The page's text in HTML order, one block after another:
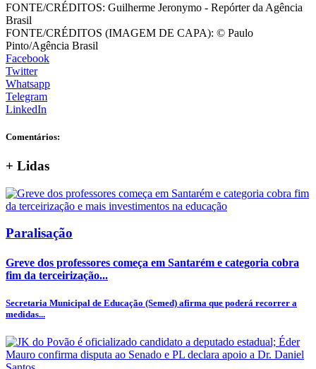
FONTE/CRÉDITOS: Guilherme Jeronymo - Repórter da Agência
Brasil
FONTE/CRÉDITOS (IMAGEM DE CAPA): © Paulo
Pinto/Agência Brasil
Facebook
Twitter
Whatsapp
Telegram
LinkedIn
Comentários:
+ Lidas
Paralisação
Greve dos professores começa em Santarém e categoria cobra
fim da terceirização...
Secretaria Municipal de Educação (Semed) afirma que poderá recorrer a
medidas...